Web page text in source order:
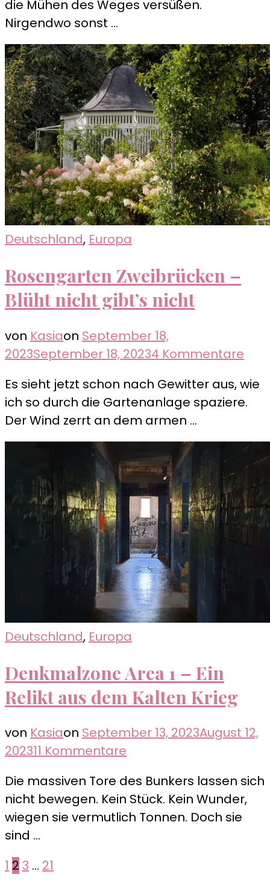
die Mühen des Weges versüßen.
Nirgendwo sonst …
Deutschland, Europa
Rosengarten Zweibrücken –
Blüht nicht gibt’s nicht
von Kasiaon September 18,
2023September 18, 20234 Kommentare
–
Es sieht jetzt schon nach Gewitter aus, wie
ich so durch die Gartenanlage spaziere.
Der Wind zerrt an dem armen …
Deutschland, Europa
Denkmalzone Area 1 – Ein
Relikt aus dem Kalten Krieg
von Kasiaon September 13, 2023August 12,
202311 Kommentare
Area
–
Die massiven Tore des Bunkers lassen sich
nicht bewegen. Kein Stück. Kein Wunder,
wiegen sie vermutlich Tonnen. Doch sie
sind …
Seitennummerierung
Seite
1 Seite
2 Seite
3 … Seite
21